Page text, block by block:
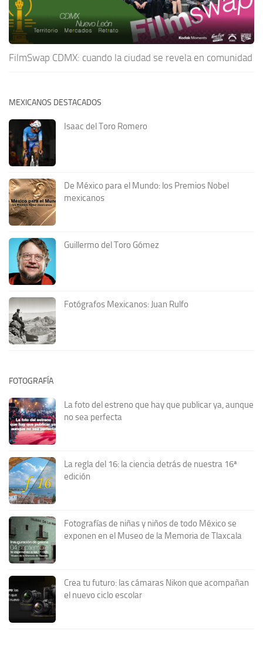
FilmSwap CDMX: cuando la ciudad se revela en comunidad
MEXICANOS DESTACADOS
Isaac del Toro Romero
De México para el Mundo: los Premios Nobel
mexicanos
Guillermo del Toro Gómez
Fotógrafos Mexicanos: Juan Rulfo
FOTOGRAFÍA
La foto del estreno que hay que publicar ya, aunque
no sea perfecta
La regla del 16: la ciencia detrás de nuestra 16ª
edición
Fotografías de niñas y niños de todo México se
exponen en el Museo de la Memoria de Tlaxcala
Crea tu futuro: las cámaras Nikon que acompañan
el nuevo ciclo escolar